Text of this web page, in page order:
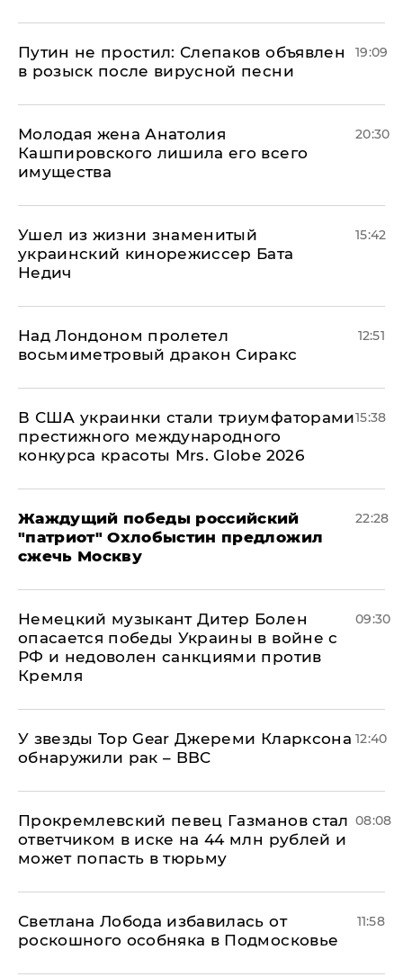
Путин не простил: Слепаков объявлен
в розыск после вирусной песни
19:09
Молодая жена Анатолия
Кашпировского лишила его всего
имущества
20:30
Ушел из жизни знаменитый
украинский кинорежиссер Бата
Недич
15:42
Над Лондоном пролетел
восьмиметровый дракон Сиракс
12:51
В США украинки стали триумфаторами
престижного международного
конкурса красоты Mrs. Globe 2026
15:38
Жаждущий победы российский
"патриот" Охлобыстин предложил
сжечь Москву
22:28
Немецкий музыкант Дитер Болен
опасается победы Украины в войне с
РФ и недоволен санкциями против
Кремля
09:30
У звезды Top Gear Джереми Кларксона
обнаружили рак – BBC
12:40
Прокремлевский певец Газманов стал
ответчиком в иске на 44 млн рублей и
может попасть в тюрьму
08:08
Светлана Лобода избавилась от
роскошного особняка в Подмосковье
11:58